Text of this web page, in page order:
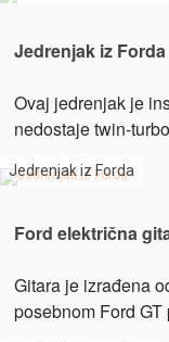
Jedrenjak iz Forda
Ovaj jedrenjak je
nedostaje twin-
Jedrenjak iz Forda
Ford električna
Gitara je izrađena
posebnom Ford